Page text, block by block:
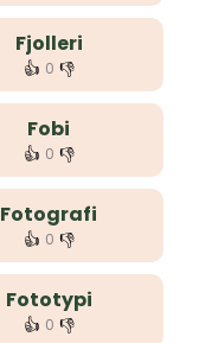
Fjolleri
👍 0 👎
Fobi
👍 0 👎
Fotografi
👍 0 👎
Fototypi
👍 0 👎